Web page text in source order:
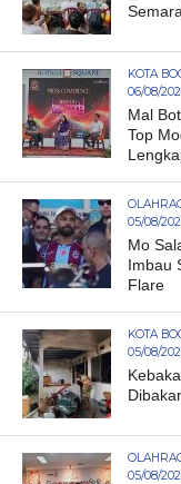
KOTA
06/08/
Mal
Top
05/08/
Mo
Imbau
Flare
KOTA
05/08/
Dibakar
05/08/